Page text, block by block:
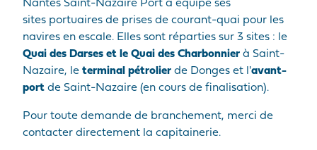
Nantes Saint-Nazaire Port a équipé ses
sites portuaires de prises de courant-quai pour les
navires en escale. Elles sont réparties sur 3 sites : le
Quai des Darses et le Quai des Charbonnier à Saint-
Nazaire, le terminal pétrolier de Donges et l'avant-
port de Saint-Nazaire (en cours de finalisation).
Pour toute demande de branchement, merci de
contacter directement la capitainerie.